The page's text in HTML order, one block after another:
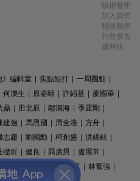
版權聲明
加入我們
聯絡我們
刊登廣告
爆料快
》編輯室 | 焦點短打 | 一周圈點 |
何濼生 | 原姿晴 | 許紹基 | 麥國華 |
鼎 | 田北辰 | 鄔滿海 | 季霆剛 |
建強 | 馬恩國 | 周全浩 | 方舟 |
志庸 | 劉國勳 | 柯創盛 | 洪錦鉉 |
礎圻 | 健良 | 聶廣男 | 盧展常 |
精選文章 | 林奮強 |